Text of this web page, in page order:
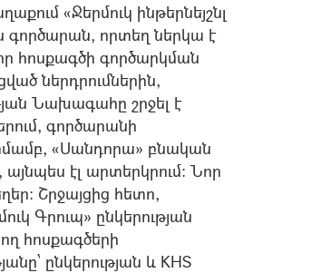
«Ջերմուկ ինթերնեյշնլ
գործարան, որտեղ ներկա է
հոսքագծի գործարկման
ներդրումներին,
Նախագահը շրջել է
գործարանի
«Սանդորա» բնական
էլ արտերկրում: Նոր
Շրջայցից հետո,
Գրուպ» ընկերության
հոսքագծերի
ընկերության և KHS